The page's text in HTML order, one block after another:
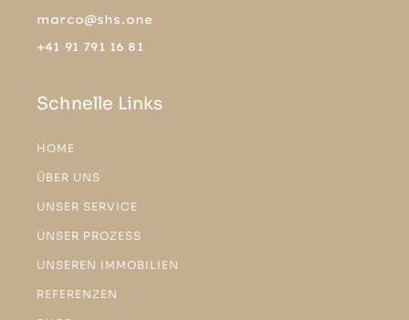
marco@shs.one
+41 91 791 16 81
Schnelle Links
HOME
ÜBER UNS
UNSER SERVICE
UNSER PROZESS
UNSEREN IMMOBILIEN
REFERENZEN